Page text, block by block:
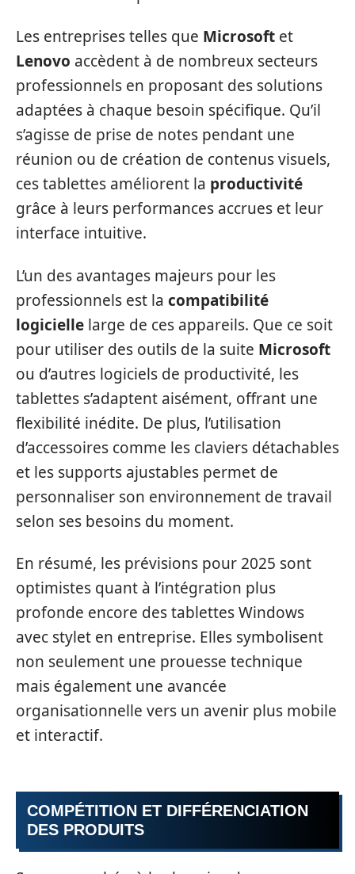
Les entreprises telles que Microsoft et
Lenovo accèdent à de nombreux secteurs
professionnels en proposant des solutions
adaptées à chaque besoin spécifique. Qu’il
s’agisse de prise de notes pendant une
réunion ou de création de contenus visuels,
ces tablettes améliorent la productivité
grâce à leurs performances accrues et leur
interface intuitive.
L’un des avantages majeurs pour les
professionnels est la compatibilité
logicielle large de ces appareils. Que ce soit
pour utiliser des outils de la suite Microsoft
ou d’autres logiciels de productivité, les
tablettes s’adaptent aisément, offrant une
flexibilité inédite. De plus, l’utilisation
d’accessoires comme les claviers détachables
et les supports ajustables permet de
personnaliser son environnement de travail
selon ses besoins du moment.
En résumé, les prévisions pour 2025 sont
optimistes quant à l’intégration plus
profonde encore des tablettes Windows
avec stylet en entreprise. Elles symbolisent
non seulement une prouesse technique
mais également une avancée
organisationnelle vers un avenir plus mobile
et interactif.
COMPÉTITION ET DIFFÉRENCIATION
DES PRODUITS